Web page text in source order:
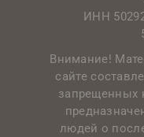
ИНН
Внимание!
сайте
запрещенных
людей о